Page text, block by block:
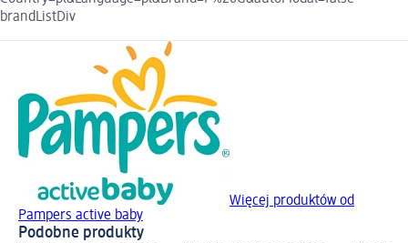
brandListDiv
Więcej produktów od
Pampers active baby
Podobne produkty